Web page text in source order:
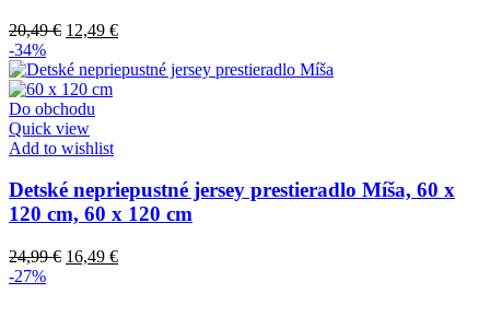
20,49€ 12,49 €
-34%
Do obchodu
Quick view
Add to wishlist
Detské nepriepustné jersey prestieradlo Míša, 60 x
120 cm, 60 x 120 cm
24,99€ 16,49 €
-27%